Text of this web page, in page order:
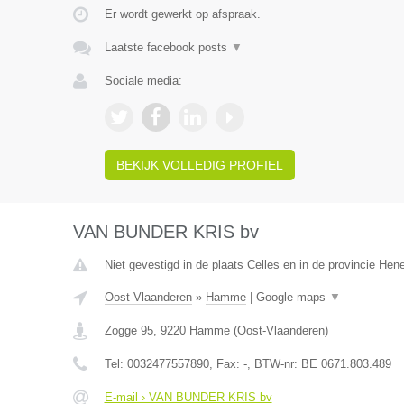
Er wordt gewerkt op afspraak.
Laatste facebook posts ▼
Sociale media:
BEKIJK VOLLEDIG PROFIEL
VAN BUNDER KRIS bv
Niet gevestigd in de plaats Celles en in de provincie
Oost-Vlaanderen» Hamme| Google maps ▼
Zogge 95, 9220 Hamme(Oost-Vlaanderen)
Tel: 0032477557890, Fax: -, BTW-nr: BE 0671.803.489
E-mail › VAN BUNDER KRIS bv